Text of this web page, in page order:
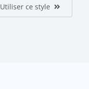
Utiliser ce style